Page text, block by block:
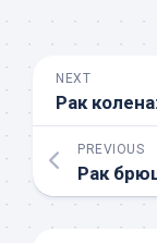
NEXT
PREVIOUS